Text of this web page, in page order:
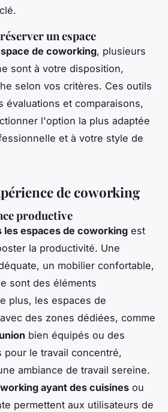
un espace
de coworking, plusieurs
sont à votre disposition,
selon vos critères. Ces outils
évaluations et comparaisons,
l'option la plus adaptée
et à votre style de
de coworking
productive
les espaces de coworking est
la productivité. Une
un mobilier confortable,
sont des éléments
plus, les espaces de
des zones dédiées, comme
bien équipés ou des
pour le travail concentré,
ambiance de travail sereine.
ayant des cuisines ou
permettent aux utilisateurs de